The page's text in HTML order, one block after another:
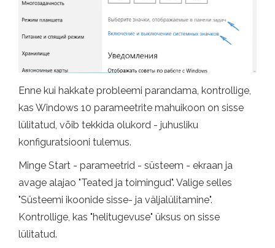
Enne kui hakkate probleemi parandama, kontrollige,
kas Windows 10 parameetrite mahuikoon on sisse
lülitatud, võib tekkida olukord - juhusliku
konfiguratsiooni tulemus.
Minge Start - parameetrid - süsteem - ekraan ja
avage alajao "Teated ja toimingud". Valige selles
"Süsteemi ikoonide sisse- ja väljalülitamine".
Kontrollige, kas "helitugevuse" üksus on sisse
lülitatud.